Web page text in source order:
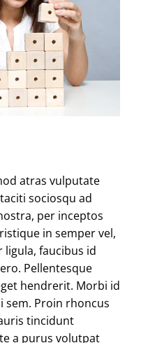
atras vulputate
sociosqu ad
per inceptos
in semper vel,
ligula, faucibus id
Pellentesque
hendrerit. Morbi id
sem. Proin rhoncus
tincidunt
a purus volutpat